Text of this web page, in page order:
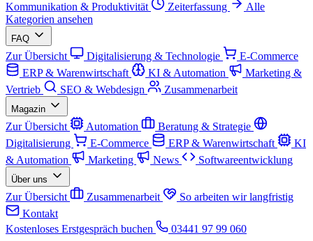
Kommunikation & Produktivität
Zeiterfassung
Alle
Kategorien ansehen
FAQ
Zur Übersicht Digitalisierung & Technologie
E-Commerce
ERP & Warenwirtschaft
KI & Automation
Marketing &
Vertrieb
SEO & Webdesign Zusammenarbeit
Magazin
Zur Übersicht Automation
Beratung & Strategie
Digitalisierung
E-Commerce ERP & Warenwirtschaft
KI
& Automation
Marketing News Softwareentwicklung
Über uns
Zur Übersicht Zusammenarbeit
So arbeiten wir langfristig
Kontakt
Kostenloses Erstgespräch buchen
03441 97 99 060